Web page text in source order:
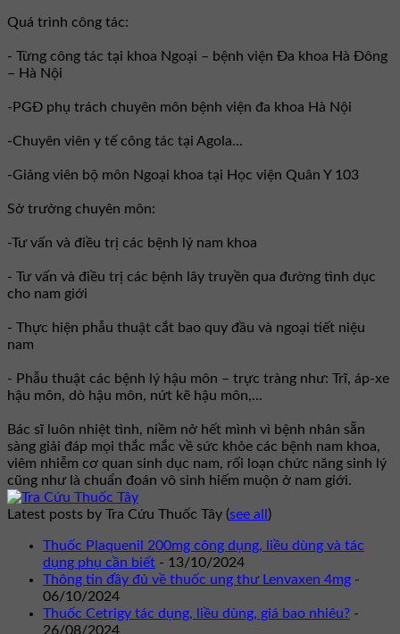
Quá trình công tác:
- Từng công tác tại khoa Ngoại – bệnh viện Đa khoa Hà Đông
– Hà Nội
-PGĐ phụ trách chuyên môn bệnh viện đa khoa Hà Nội
-Chuyên viên y tế công tác tại Agola...
-Giảng viên bộ môn Ngoại khoa tại Học viện Quân Y 103
Sở trưởng chuyên môn:
-Tư vấn và điều trị các bệnh lý nam khoa
- Tư vấn và điều trị các bệnh lây truyền qua đường tình dục
cho nam giới
- Thực hiện phẫu thuật cắt bao quy đầu và ngoại tiết niệu
nam
- Phẫu thuật các bệnh lý hậu môn – trực tràng như: Trĩ, áp-xe
hậu môn, dò hậu môn, nứt kẽ hậu môn,...
Bác sĩ luôn nhiệt tình, niềm nở hết mình vì bệnh nhân sẵn
sàng giải đáp mọi thắc mắc về sức khỏe các bệnh nam khoa,
viêm nhiễm cơ quan sinh dục nam, rối loạn chức năng sinh lý
cũng như là chuẩn đoán vô sinh hiếm muộn ở nam giới.
Latest posts by Tra Cứu Thuốc Tây (see all )
Thuốc Plaquenil 200mg công dụng, liều dùng và tác
dụng phụ cần biết - 13/10/2024
Thông tin đầy đủ về thuốc ung thư Lenvaxen 4mg -
06/10/2024
Thuốc Cetrigy tác dụng, liều dùng, giá bao nhiêu? -
26/08/2024